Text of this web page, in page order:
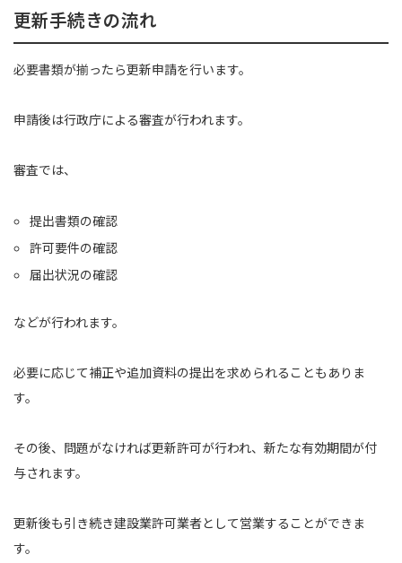
更新手続きの流れ
必要書類が揃ったら更新申請を行います。
申請後は行政庁による審査が行われます。
審査では、
提出書類の確認
許可要件の確認
届出状況の確認
などが行われます。
必要に応じて補正や追加資料の提出を求められることもありま
す。
その後、問題がなければ更新許可が行われ、新たな有効期間が付
与されます。
更新後も引き続き建設業許可業者として営業することができま
す。